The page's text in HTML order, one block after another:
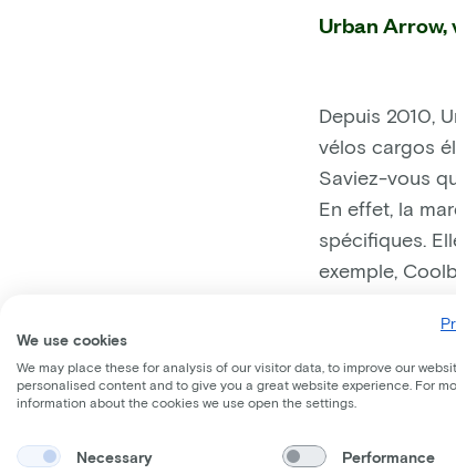
Urban Arrow,
Depuis 2010,
vélos cargos
Saviez-vous
En effet, la
spécifiques.
exemple,
avec des
We use cookies
We may place these for analysis of our visitor data, to improve our
personalised content and to give you a great website experience. For
information about the cookies we use open the settings.
Necessary Performance